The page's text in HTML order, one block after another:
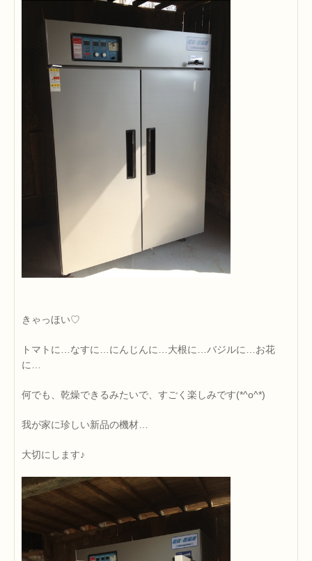
きゃっほい♡
トマトに…なすに…にんじんに…大根に…バジルに…お花
に…
何でも、乾燥できるみたいで、すごく楽しみです(*^o^*)
我が家に珍しい新品の機材…
大切にします♪